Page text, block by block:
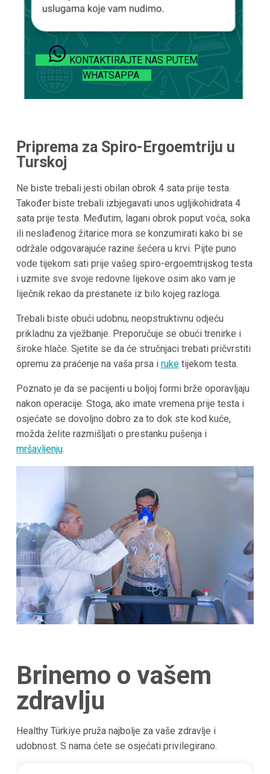
KONTAKTIRAJTE NAS PUTEM
WHATSAPPA
Priprema za Spiro-Ergoemtriju u
Turskoj
Ne biste trebali jesti obilan obrok 4 sata prije testa.
Također biste trebali izbjegavati unos ugljikohidrata 4
sata prije testa. Međutim, lagani obrok poput voća, soka
ili neslađenog žitarice mora se konzumirati kako bi se
održale odgovarajuće razine šećera u krvi. Pijte puno
vode tijekom sati prije vašeg spiro-ergoemtrijskog testa
i uzmite sve svoje redovne lijekove osim ako vam je
liječnik rekao da prestanete iz bilo kojeg razloga.
Trebali biste obući udobnu, neopstruktivnu odjeću
prikladnu za vježbanje. Preporučuje se obući trenirke i
široke hlače. Sjetite se da će stručnjaci trebati pričvrstiti
opremu za praćenje na vaša prsa i ruketijekom testa.
Poznato je da se pacijenti u boljoj formi brže oporavljaju
nakon operacije. Stoga, ako imate vremena prije testa i
osjećate se dovoljno dobro za to dok ste kod kuće,
možda želite razmišljati o prestanku pušenja i
mršavljenju.
Brinemo o vašem
zdravlju
Healthy Türkiye pruža najbolje za vaše zdravlje i
udobnost. S nama ćete se osjećati privilegirano.